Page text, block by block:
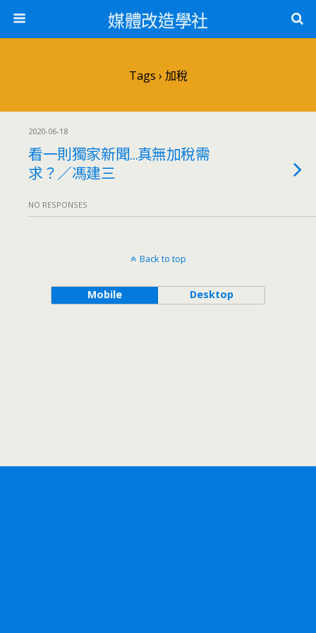
媒體改造學社
Tags › 加稅
2020-06-18
看一則獨家新聞…真無加稅需
求？／馮建三
NO RESPONSES
Back to top
Mobile Desktop